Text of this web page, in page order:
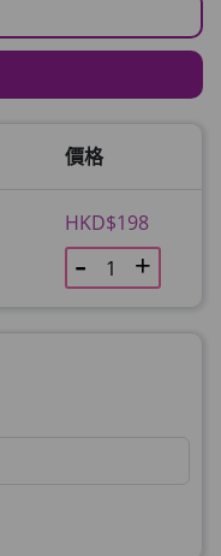
價格
HKD$198